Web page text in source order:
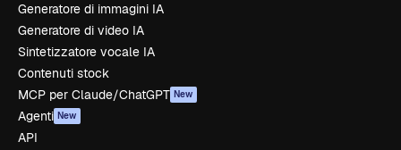
Generatore di immagini IA
Generatore di video IA
Sintetizzatore vocale IA
Contenuti stock
MCP per Claude/ChatGPT New
Agenti New
API